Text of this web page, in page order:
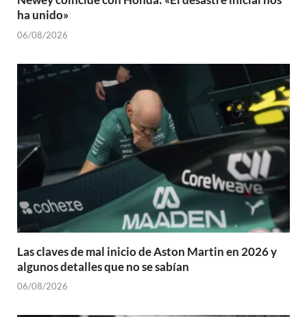
ha unido»
06/08/2026
Las claves de mal inicio de Aston Martin en 2026 y
algunos detalles que no se sabían
06/08/2026